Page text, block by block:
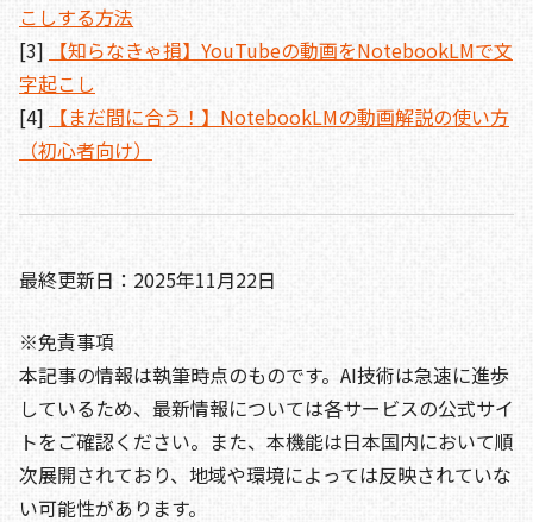
こしする方法
[3]
【知らなきゃ損】YouTubeの動画をNotebookLMで文
字起こし
[4]
【まだ間に合う！】NotebookLMの動画解説の使い方
（初心者向け）
最終更新日：2025年11月22日
※免責事項
本記事の情報は執筆時点のものです。AI技術は急速に進歩
しているため、最新情報については各サービスの公式サイ
トをご確認ください。また、本機能は日本国内において順
次展開されており、地域や環境によっては反映されていな
い可能性があります。